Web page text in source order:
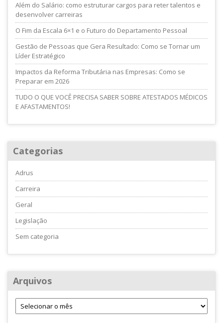
Além do Salário: como estruturar cargos para reter talentos e
desenvolver carreiras
O Fim da Escala 6×1 e o Futuro do Departamento Pessoal
Gestão de Pessoas que Gera Resultado: Como se Tornar um
Líder Estratégico
Impactos da Reforma Tributária nas Empresas: Como se
Preparar em 2026
TUDO O QUE VOCÊ PRECISA SABER SOBRE ATESTADOS MÉDICOS
E AFASTAMENTOS!
Categorias
Adrus
Carreira
Geral
Legislação
Sem categoria
Arquivos